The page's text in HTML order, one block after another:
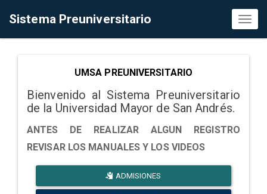
Sistema Preuniversitario
UMSA PREUNIVERSITARIO
Bienvenido al Sistema Preuniversitario
de la Universidad Mayor de San Andrés.
ANTES DE REALIZAR ALGUN REGISTRO
REVISAR LOS MANUALES Y LOS VIDEOS
ADMISIONES